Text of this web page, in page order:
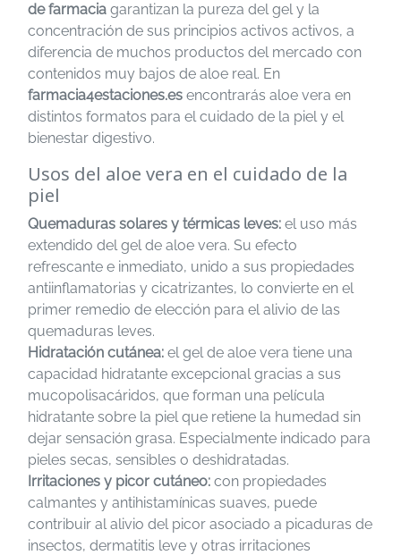
de farmacia garantizan la pureza del gel y la
concentración de sus principios activos activos, a
diferencia de muchos productos del mercado con
contenidos muy bajos de aloe real. En
farmacia4estaciones.es encontrarás aloe vera en
distintos formatos para el cuidado de la piel y el
bienestar digestivo.
Usos del aloe vera en el cuidado de la
piel
Quemaduras solares y térmicas leves: el uso más
extendido del gel de aloe vera. Su efecto
refrescante e inmediato, unido a sus propiedades
antiinflamatorias y cicatrizantes, lo convierte en el
primer remedio de elección para el alivio de las
quemaduras leves.
Hidratación cutánea: el gel de aloe vera tiene una
capacidad hidratante excepcional gracias a sus
mucopolisacáridos, que forman una película
hidratante sobre la piel que retiene la humedad sin
dejar sensación grasa. Especialmente indicado para
pieles secas, sensibles o deshidratadas.
Irritaciones y picor cutáneo: con propiedades
calmantes y antihistamínicas suaves, puede
contribuir al alivio del picor asociado a picaduras de
insectos, dermatitis leve y otras irritaciones